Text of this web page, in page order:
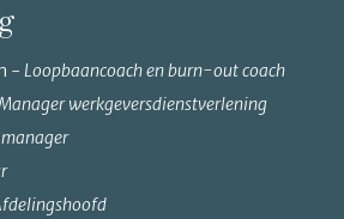
- Loopbaancoach en burn-out coach
werkgeversdienstverlening